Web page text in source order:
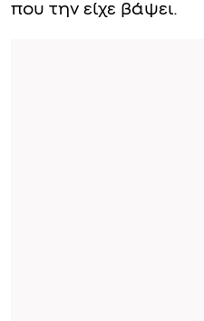
που την είχε βάψει.